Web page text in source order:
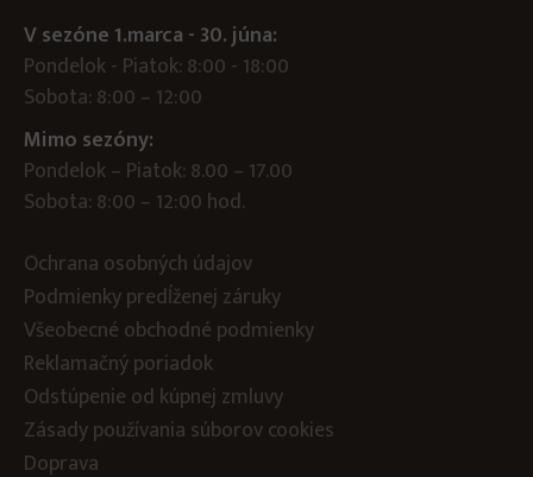
V sezóne 1.marca - 30. júna:
Pondelok - Piatok: 8:00 - 18:00
Sobota: 8:00 – 12:00
Mimo sezóny:
Pondelok – Piatok: 8.00 – 17.00
Sobota: 8:00 – 12:00 hod.
Ochrana osobných údajov
Podmienky predĺženej záruky
Všeobecné obchodné podmienky
Reklamačný poriadok
Odstúpenie od kúpnej zmluvy
Zásady používania súborov cookies
Doprava